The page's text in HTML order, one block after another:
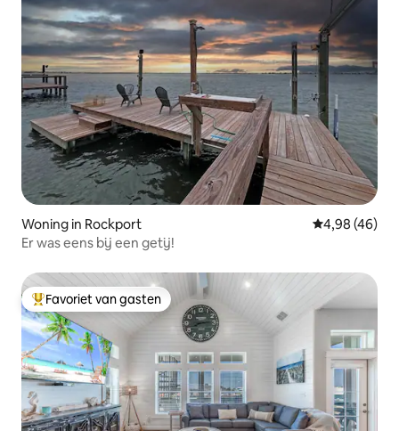
Woning in Rockport Gemiddelde
4,98 (46)
Er was eens bij een getij!
Topfavoriet van gasten
Favoriet van gasten